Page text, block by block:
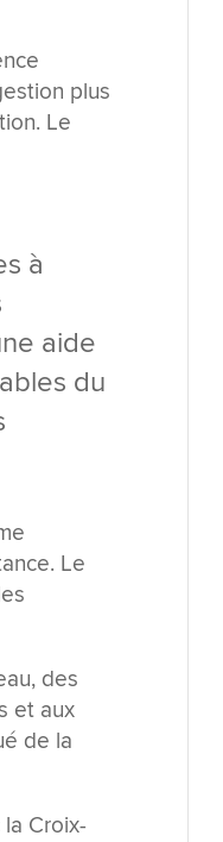
plus
Le
à
aide
du
Le
des
et aux
de la
Croix-